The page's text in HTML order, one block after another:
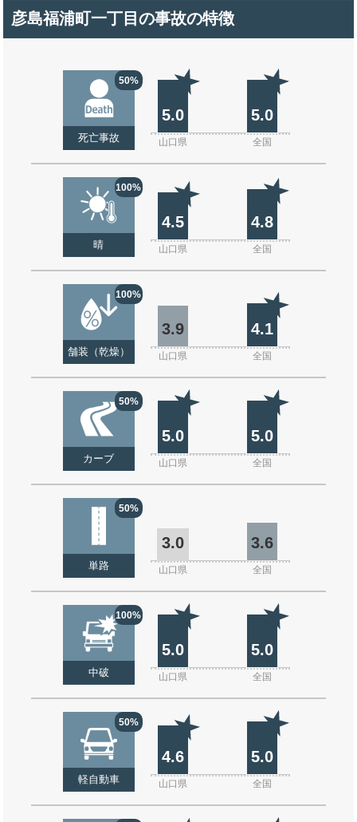
彦島福浦町一丁目の事故の特徴
50%
死亡事故
5.0 5.0
山口県 全国
100%
晴
4.5 4.8
山口県 全国
100%
舗装（乾燥）
3.9 4.1
山口県 全国
50%
カーブ
5.0 5.0
山口県 全国
50%
単路
3.0 3.6
山口県 全国
100%
中破
5.0 5.0
山口県 全国
50%
軽自動車
4.6 5.0
山口県 全国